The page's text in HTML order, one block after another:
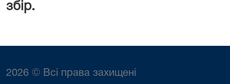
збір.
2026 © Всі права захищені